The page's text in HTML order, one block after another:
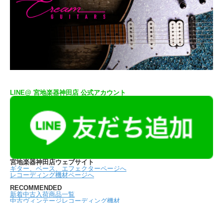
LINE@ 宮地楽器神田店 公式アカウント
宮地楽器神田店ウェブサイト
ギター、ベース、エフェクターページへ
レコーディング機材ページへ
RECOMMENDED
新着中古入荷商品一覧
中古ヴィンテージレコーディング機材